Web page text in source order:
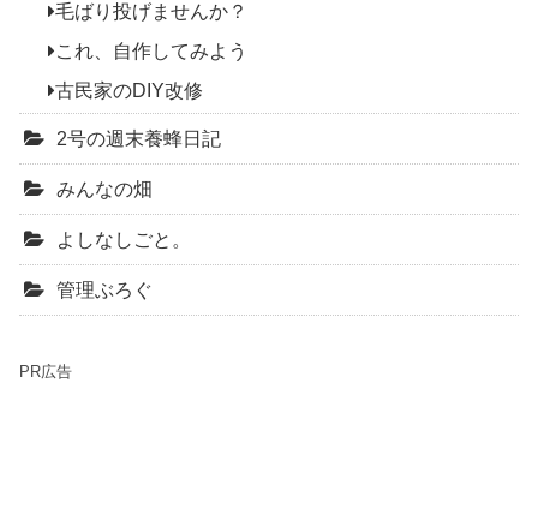
毛ばり投げませんか？
これ、自作してみよう
古民家のDIY改修
2号の週末養蜂日記
みんなの畑
よしなしごと。
管理ぶろぐ
PR広告